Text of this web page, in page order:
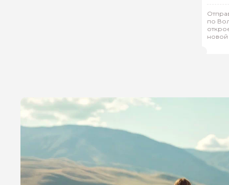
по
новой